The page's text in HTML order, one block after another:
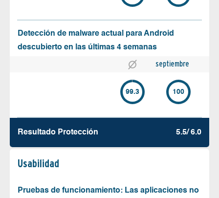
Detección de malware actual para Android
descubierto en las últimas 4 semanas
septiembre
99.3 100
Resultado Protección 5.5/ 6.0
Usabilidad
Pruebas de funcionamiento: Las aplicaciones no